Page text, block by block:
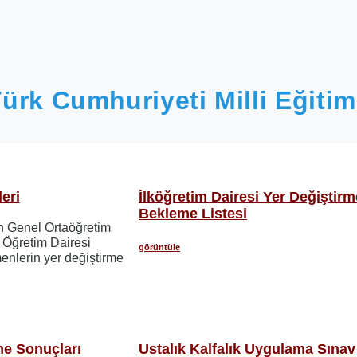
Cumhuriyeti Milli Eğitim
Genel Ortaöğretim
Dairesi
yer değiştirme
İlköğretim Dairesi Yer
Bekleme Listesi
görüntüle
Sonuçları Ustalık Kalfalık Uygulama Sınav